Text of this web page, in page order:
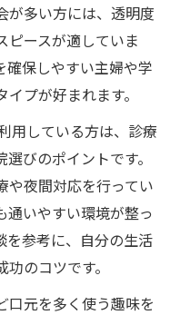
が多い方には、透明度
ピースが適していま
確保しやすい主婦や学
プが好まれます。
用している方は、診療
びのポイントです。
や夜間対応を行ってい
通いやすい環境が整っ
を参考に、自分の生活
のコツです。
口元を多く使う趣味を